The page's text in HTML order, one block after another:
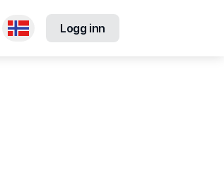
Tilgjengelige språk
Logg inn